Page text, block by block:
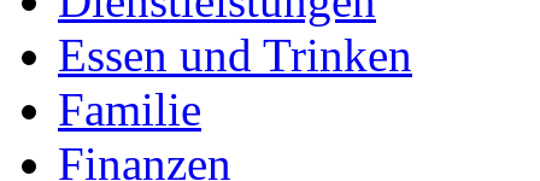
Essen und Trinken
Familie
Finanzen